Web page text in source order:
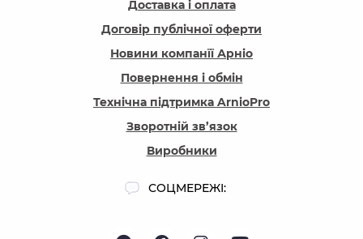
Доставка і оплата
Договір публічної оферти
Новини компанїї Арніо
Повернення і обмін
Технічна підтримка ArnioPro
Зворотній зв’язок
Виробники
СОЦМЕРЕЖІ: